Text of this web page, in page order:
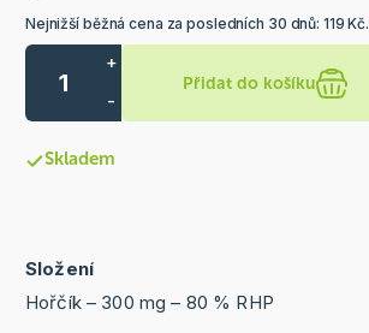
Nejnižší běžná cena za posledních 30 dnů: 119 Kč.
+
-
Přidat do košíku
Skladem
Složení
Hořčík – 300 mg – 80 % RHP